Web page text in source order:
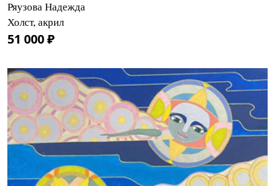
Ряузова Надежда
Холст, акрил
51 000 ₽